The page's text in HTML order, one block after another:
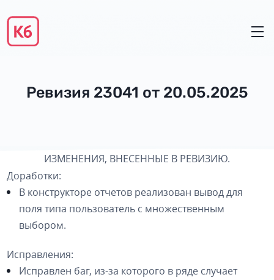
Ревизия 23041 от 20.05.2025
ИЗМЕНЕНИЯ, ВНЕСЕННЫЕ В РЕВИЗИЮ.
Доработки:
В конструкторе отчетов реализован вывод для
поля типа пользователь с множественным
выбором.
Исправления:
Исправлен баг, из-за которого в ряде случает